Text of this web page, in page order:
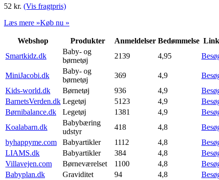
52 kr. (Vis fragtpris)
Læs mere »Køb nu »
Webshop Produkter Anmeldelser Bedømmelse Link
Smartkidz.dk
Baby- og
børnetøj
2139 4,95
MiniJacobi.dk
Baby- og
børnetøj
369 4,9
Kids-world.dk
Børnetøj 936 4,9
BarnetsVerden.dk Legetøj 5123 4,9
Børnibalance.dk
Legetøj 1381 4,9
Koalabarn.dk
Babybæring
udstyr
418 4,8
byhappyme.com
Babyartikler 1112 4,8
LIAMS.dk
Babyartikler 384 4,8
Villavejen.com
Børneværelset 1100 4,8
Babyplan.dk
Graviditet 94 4,8